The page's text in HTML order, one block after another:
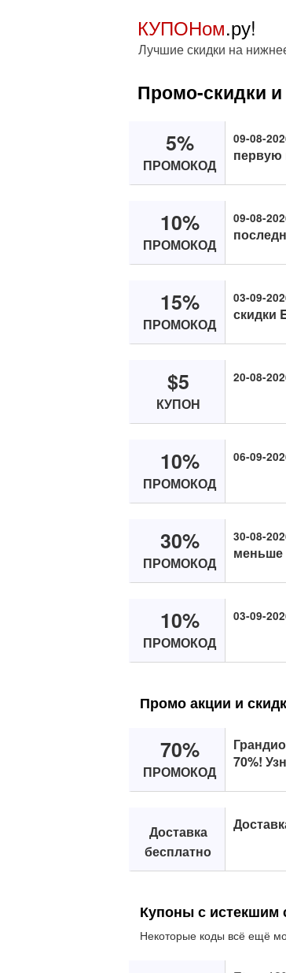
КУПОНом.ру!
Лучшие скидки на
Промо-скидки
5%
ПРОМОКОД
09-08-
первую
10%
ПРОМОКОД
09-08-
15%
ПРОМОКОД
03-09-
скидки
$5
КУПОН
20-08-
10%
ПРОМОКОД
06-09-
30%
ПРОМОКОД
30-08-
меньше
10%
ПРОМОКОД
03-09-
Промо акции и
70%
ПРОМОКОД
70%!
Доставка
бесплатно
Купоны с истекшим
Некоторые коды всё ещё